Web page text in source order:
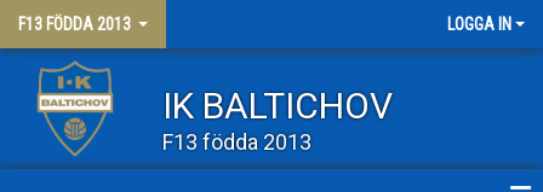
F13 FÖDDA 2013 LOGGA IN
IK BALTICHOV
F13 födda 2013